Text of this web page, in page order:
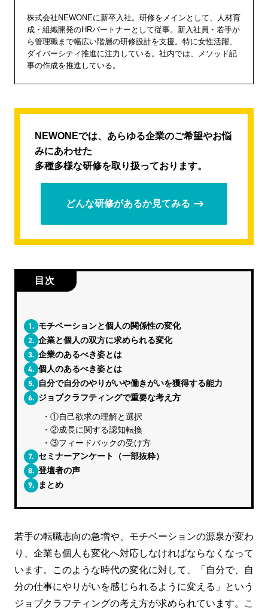
青木 美
奈"
width="1
04"
height="
株式会社NEWONEに新卒入社。研修をメインとして、人材育
成・組織開発のHRパートナーとして従事。新入社員・若手か
ら管理職まで幅広い階層の研修設計を支援。特に女性活躍、
ダイバーシティ推進に注力している。社内では、メソッド記
事の作成を推進している。
NEWONEでは、あらゆる企業のご希望やお悩
みにあわせた
多種多様な研修を取り扱っております。
どんな研修があるか見てみる
目次
1. モチベーションと個人の関係性の変化
2. 企業と個人の双方に求められる変化
3. 企業のあるべき姿とは
4. 個人のあるべき姿とは
5. 自分で自分のやりがいや働きがいを獲得する能力
6. ジョブクラフティングで重要な考え方
①自己欲求の理解と選択
②成長に関する認知転換
③フィードバックの受け方
7. セミナーアンケート（一部抜粋）
8. 登壇者の声
9. まとめ
若手の転職志向の急増や、モチベーションの源泉が変わ
り、企業も個人も変化へ対応しなければならなくなって
います。このような時代の変化に対して、「自分で、自
分の仕事にやりがいを感じられるように変える」という
ジョブクラフティングの考え方が求められています。こ